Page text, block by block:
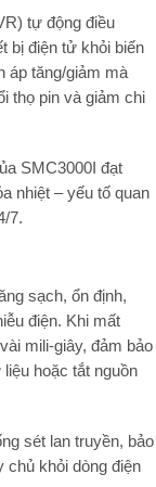
tự động điều
bị điện tử khỏi biến
áp tăng/giảm mà
thọ pin và giảm chi
SMC3000I đạt
nhiệt – yếu tố quan
7.
sạch, ổn định,
điện. Khi mất
mili-giây, đảm bảo
hoặc tắt nguồn
sét lan truyền, bảo
chủ khỏi dòng điện